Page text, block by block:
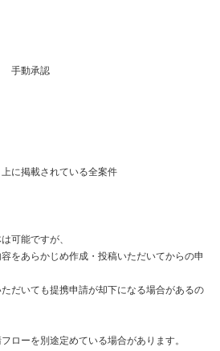
手動承認
に掲載されている全案件
可能ですが、
をあらかじめ作成・投稿いただいてからの申
だいても提携申請が却下になる場合があるの
ローを別途定めている場合があります。